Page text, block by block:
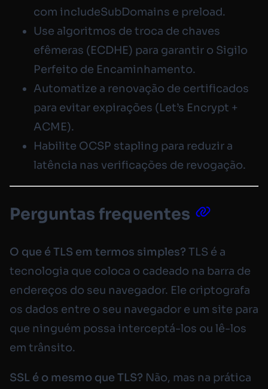
com includeSubDomains e preload.
Use algoritmos de troca de chaves
efêmeras (ECDHE) para garantir o Sigilo
Perfeito de Encaminhamento.
Automatize a renovação de certificados
para evitar expirações (Let’s Encrypt +
ACME).
Habilite OCSP stapling para reduzir a
latência nas verificações de revogação.
Perguntas frequentes
O que é TLS em termos simples? TLS é a
tecnologia que coloca o cadeado na barra de
endereços do seu navegador. Ele criptografa
os dados entre o seu navegador e um site para
que ninguém possa interceptá-los ou lê-los
em trânsito.
SSL é o mesmo que TLS? Não, mas na prática